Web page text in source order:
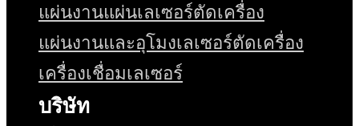
แผ่นงานแผ่นเลเซอร์ตัดเครื่อง
แผ่นงานและอุโมงเลเซอร์ตัดเครื่อง
เครื่องเชื่อมเลเซอร์
บริษัท